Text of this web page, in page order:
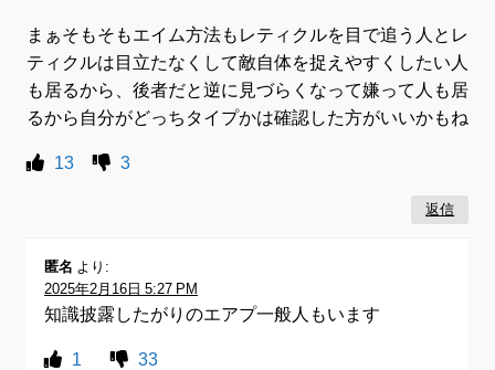
まぁそもそもエイム方法もレティクルを目で追う人とレ
ティクルは目立たなくして敵自体を捉えやすくしたい人
も居るから、後者だと逆に見づらくなって嫌って人も居
るから自分がどっちタイプかは確認した方がいいかもね
13 3
返信
匿名 より:
2025年2月16日 5:27 PM
知識披露したがりのエアプ一般人もいます
1 33